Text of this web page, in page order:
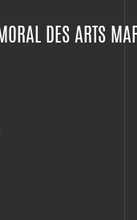
DES ARTS